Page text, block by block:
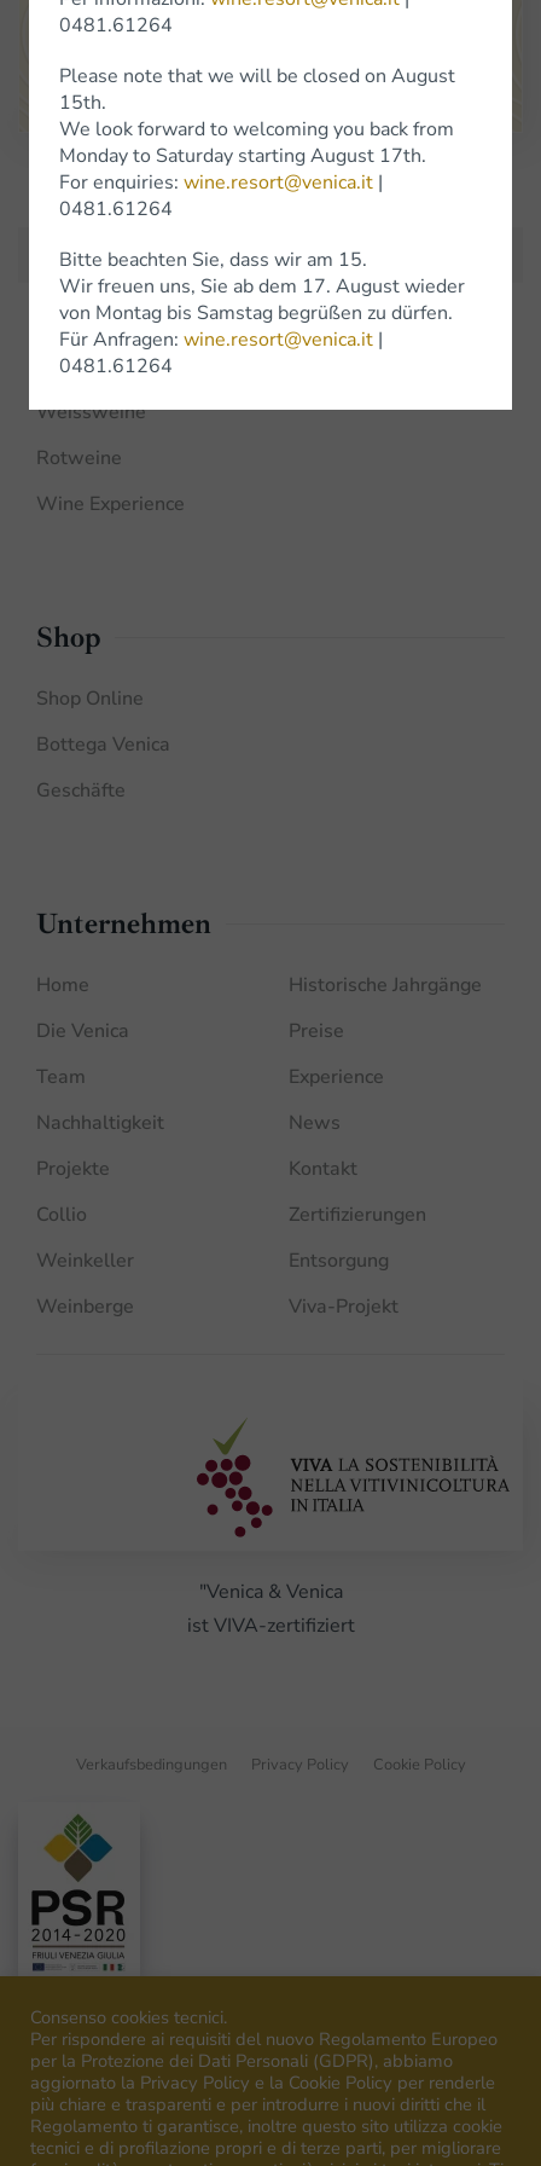
Uhr geöffnet, ausgenommen im Januar, wo wir zusätzlich auch am
Samstag geschlossen bleiben.
Iscriviti alla Newsletter
Weine
Weissweine
Rotweine
Wine Experience
Shop
Shop Online
Bottega Venica
Geschäfte
Unternehmen
Home
Die Venica
Team
Nachhaltigkeit
Projekte
Collio
Weinkeller
Weinberge
Historische Jahrgänge
Preise
Experience
News
Kontakt
Zertifizierungen
Entsorgung
Viva-Projekt
"Venica & Venica
ist VIVA-zertifiziert
Verkaufsbedingungen Privacy Policy Cookie Policy
©2026Venica&Venica. All rights reserved. P.I. IT00492040316
Consenso cookies tecnici.
Per rispondere ai requisiti del nuovo Regolamento Europeo
per la Protezione dei Dati Personali (GDPR), abbiamo
aggiornato la Privacy Policy e la Cookie Policy per renderle
più chiare e trasparenti e per introdurre i nuovi diritti che il
Regolamento ti garantisce, inoltre questo sito utilizza cookie
tecnici e di profilazione propri e di terze parti, per migliorare
0481.61264
Please note that we will be closed on August
15th.
We look forward to welcoming you back from
Monday to Saturday starting August 17th.
For enquiries: wine.resort@venica.it |
0481.61264
Bitte beachten Sie, dass wir am 15.
Wir freuen uns, Sie ab dem 17. August wieder
von Montag bis Samstag begrüßen zu dürfen.
Für Anfragen: wine.resort@venica.it |
0481.61264